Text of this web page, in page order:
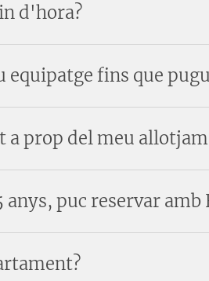
d'hora?
equipatge fins que
a prop del meu
anys, puc reservar amb